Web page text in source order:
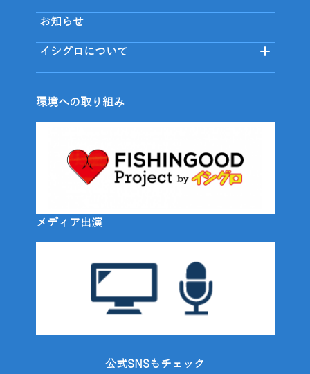
お知らせ
イシグロについて
環境への取り組み
メディア出演
公式SNSもチェック